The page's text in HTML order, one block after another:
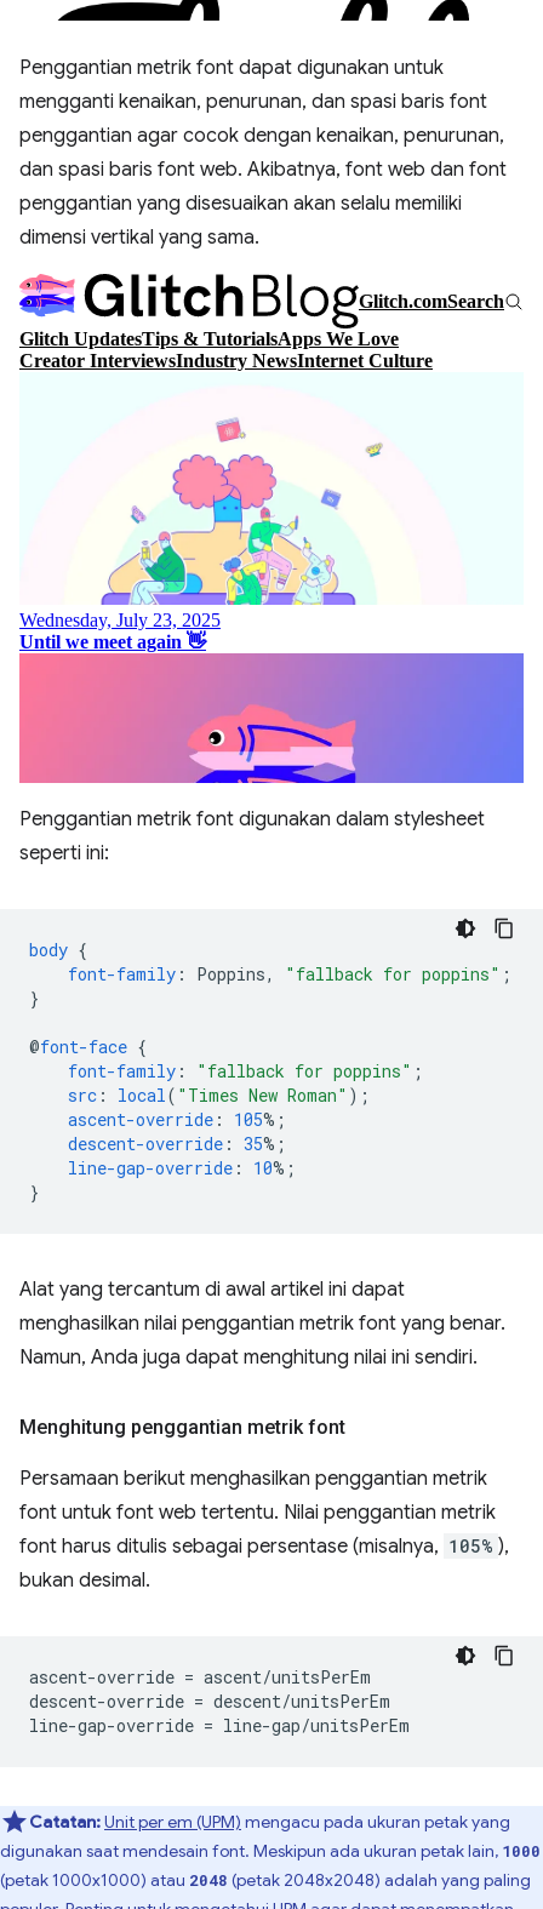
Penggantian metrik font dapat digunakan untuk
mengganti kenaikan, penurunan, dan spasi baris font
penggantian agar cocok dengan kenaikan, penurunan,
dan spasi baris font web. Akibatnya, font web dan font
penggantian yang disesuaikan akan selalu memiliki
dimensi vertikal yang sama.
Penggantian metrik font digunakan dalam stylesheet
seperti ini:
body {
font-family : Poppins, "fallback for poppins" ;
}
@font-face {
font-family : "fallback for poppins" ;
src : local( "Times New Roman" );
ascent-override : 105%;
descent-override : 35%;
line-gap-override : 10%;
}
Alat yang tercantum di awal artikel ini dapat
menghasilkan nilai penggantian metrik font yang benar.
Namun, Anda juga dapat menghitung nilai ini sendiri.
Menghitung penggantian metrik font
Persamaan berikut menghasilkan penggantian metrik
font untuk font web tertentu. Nilai penggantian metrik
font harus ditulis sebagai persentase (misalnya, 105% ),
bukan desimal.
ascent-override = ascent/unitsPerEm
descent-override = descent/unitsPerEm
Catatan:Unit per em (UPM) mengacu pada ukuran petak yang
digunakan saat mendesain font. Meskipun ada ukuran petak lain, 1000
(petak 1000x1000) atau 2048 (petak 2048x2048) adalah yang paling